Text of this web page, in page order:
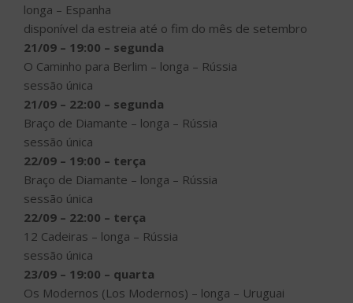
longa – Espanha
disponível da estreia até o fim do mês de setembro
21/09 – 19:00 – segunda
O Caminho para Berlim – longa – Rússia
sessão única
21/09 – 22:00 – segunda
Braço de Diamante – longa – Rússia
sessão única
22/09 – 19:00 – terça
Braço de Diamante – longa – Rússia
sessão única
22/09 – 22:00 – terça
12 Cadeiras – longa – Rússia
sessão única
23/09 – 19:00 – quarta
Os Modernos (Los Modernos) – longa – Uruguai